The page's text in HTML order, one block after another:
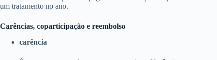
um tratamento no ano.
Carências, coparticipação e reembolso
carência